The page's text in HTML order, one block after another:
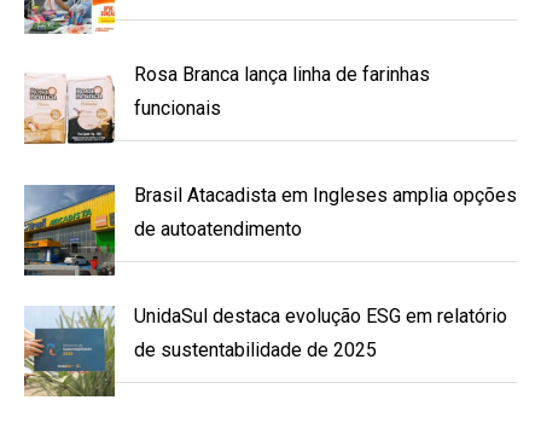
Rosa Branca lança linha de farinhas
funcionais
Brasil Atacadista em Ingleses amplia opções
de autoatendimento
UnidaSul destaca evolução ESG em relatório
de sustentabilidade de 2025